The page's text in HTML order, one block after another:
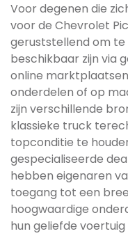
Voor degenen die
voor de Chevrolet
geruststellend om
beschikbaar zijn via
online
onderdelen of op
zijn verschillende
klassieke truck
topconditie te
gespecialiseerde
hebben eigenaren
toegang tot een
hoogwaardige
hun geliefde